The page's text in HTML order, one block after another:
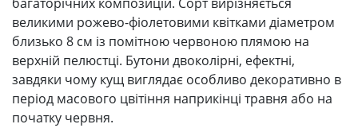
великими рожево-фіолетовими квітками діаметром
близько 8 см із помітною червоною плямою на
верхній пелюстці. Бутони двоколірні, ефектні,
завдяки чому кущ виглядає особливо декоративно в
період масового цвітіння наприкінці травня або на
початку червня.